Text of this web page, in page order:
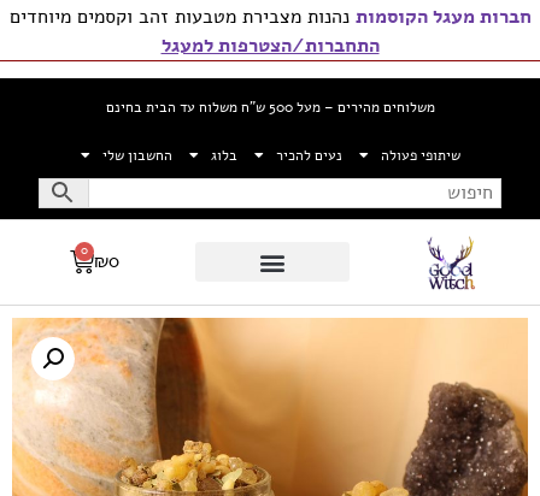
חברות מעגל הקוסמות נהנות מצבירת מטבעות זהב וקסמים מיוחדים
התחברות/הצטרפות למעגל
משלוחים מהירים – מעל 500 ש”ח משלוח עד הבית בחינם
שיתופי פעולה נעים להכיר בלוג החשבון שלי
₪0
0